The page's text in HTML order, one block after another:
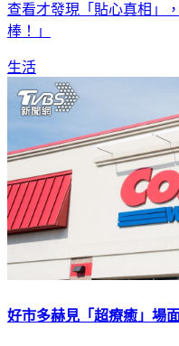
查看才發現「貼心真相」
棒！」
生活
好市多赫見「超療癒」場